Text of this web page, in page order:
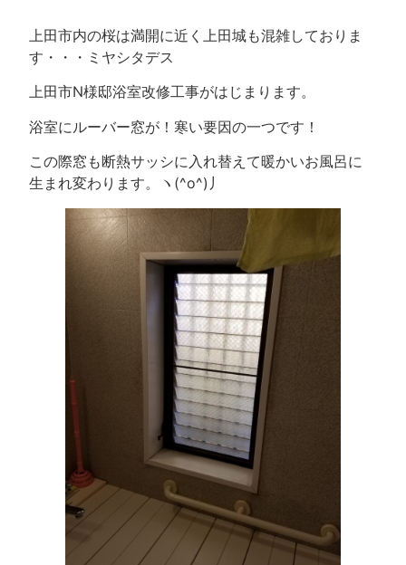
上田市内の桜は満開に近く上田城も混雑しておりま
す・・・ミヤシタデス
上田市N様邸浴室改修工事がはじまります。
浴室にルーバー窓が！寒い要因の一つです！
この際窓も断熱サッシに入れ替えて暖かいお風呂に
生まれ変わります。ヽ(^o^)丿